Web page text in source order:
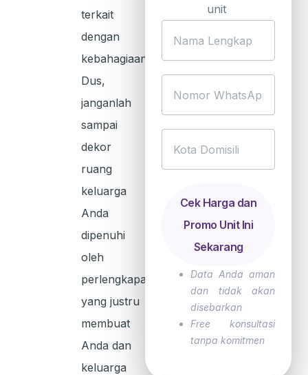
terkait
dengan
kebahagiaan.
Dus,
janganlah
sampai
dekor
ruang
keluarga
Anda
dipenuhi
oleh
perlengkapan
yang justru
membuat
Anda dan
keluarga
unit
Cek Harga dan
Promo Unit Ini
Sekarang
Data Anda aman
dan tidak akan
disebarkan
Free konsultasi
tanpa komitmen